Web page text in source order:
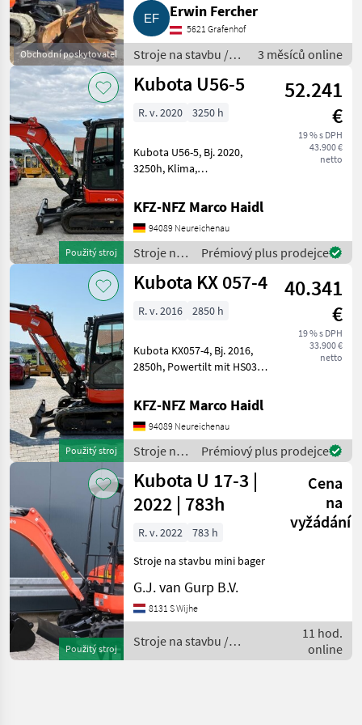
Obchodní poskytovatel
Erwin Fercher
5621 Grafenhof
Stroje na stavbu /
mini bager
3 měsíců online
Použitý stroj
Kubota U56-5
52.241
€
19 % s DPH
43.900 €
netto
R. v. 2020 3250 h
Kubota U56-5, Bj. 2020,
3250h, Klima,
mit HS03,
Grabenräumlöffel, Ketten
90% Stroje na stavbu mini
bager
KFZ-NFZ Marco Haidl
94089 Neureichenau
Stroje na
stavbu /
Kubota
Prémiový plus prodejce
Použitý stroj
Kubota KX 057-4
40.341
€
19 % s DPH
33.900 €
netto
R. v. 2016 2850 h
Kubota KX057-4, Bj. 2016,
2850h, Powertilt mit HS03,
Kombihydraulik mit 2x
Proportional-Steuerung
auch günstige Zustellung
möglich Stroje na stavb
KFZ-NFZ Marco Haidl
94089 Neureichenau
Stroje na
stavbu /
Kubota
Prémiový plus prodejce
Použitý stroj
Kubota U 17-3 |
2022 | 783h
Cena
na
vyžádání
R. v. 2022
783 h
Stroje na stavbu mini bager
G.J. van Gurp B.V.
8131 S Wijhe
Stroje na stavbu /
Kubota
11 hod.
online